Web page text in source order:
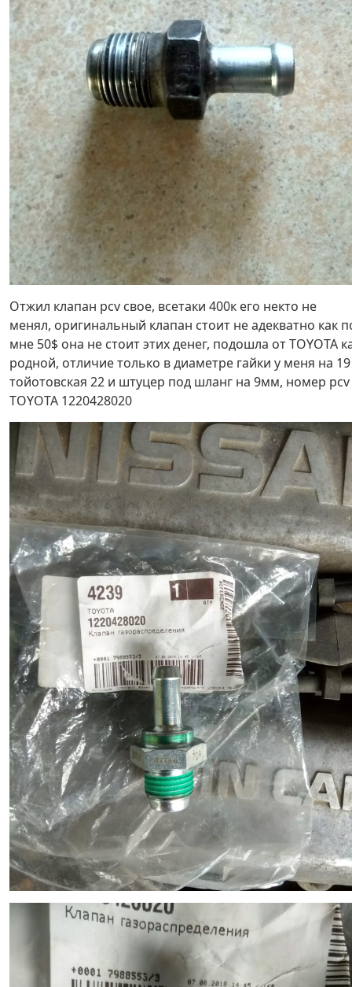
Отжил клапан pcv свое, всетаки 400к его некто не
менял, оригинальный клапан стоит не адекватно как
мне 50$ она не стоит этих денег, подошла от TOYOTA
родной, отличие только в диаметре гайки у меня на
тойотовская 22 и штуцер под шланг на 9мм, номер pcv
TOYOTA 1220428020